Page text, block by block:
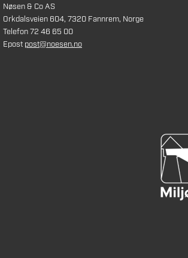
Nøsen & Co AS
Orkdalsveien 604, 7320 Fannrem, Norge
Telefon 72 46 65 00
Epost post@noesen.no